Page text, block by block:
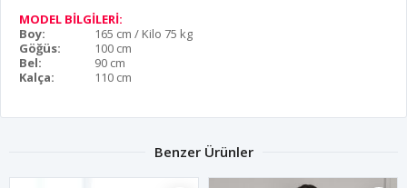
MODEL BİLGİLERİ:
Boy:
165 cm / Kilo 75 kg
Göğüs:
100 cm
Bel:
90 cm
Kalça:
110 cm
Benzer Ürünler